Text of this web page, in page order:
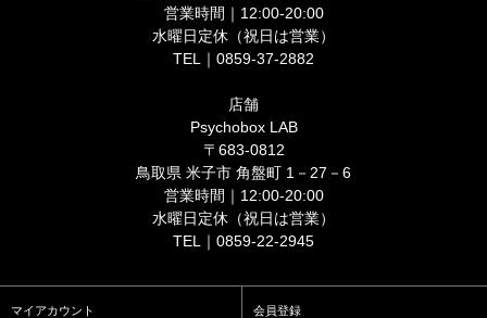
営業時間｜12:00-20:00
水曜日定休（祝日は営業）
TEL｜0859-37-2882
店舗
Psychobox LAB
〒683-0812
鳥取県 米子市 角盤町 1－27－6
営業時間｜12:00-20:00
水曜日定休（祝日は営業）
TEL｜0859-22-2945
マイアカウント 会員登録